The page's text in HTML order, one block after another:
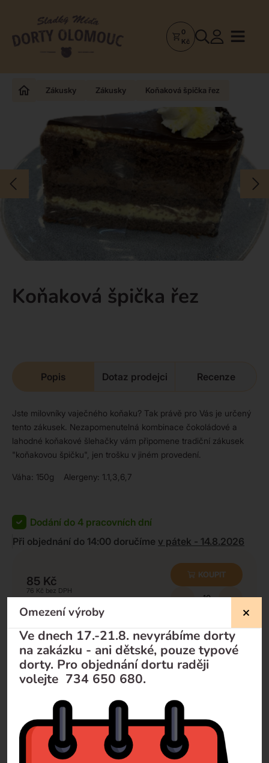
Dorty
Zakázkové
poctivá
0
Kč
Zákusky Zákusky Koňaková špička řez
Koňaková špička řez
Popis Dotaz prodejci Recenze
Jste milovníky vaječného koňaku? Tak právě pro Vás je určený
tento zákusek. Nezapomenutelná kombinace čokoládové a
lahodné koňakové šlehačky vám připomene tradiční zákusek
"koňakovou špičku", jen trošku v jiném provedení.
Váha: 150g Alergeny: 1.1,3,6,7
Dodání do 4 pracovních dní
Při objednání do 14:00 doručíme v pátek - 14.8.2026
85 Kč
76 Kč
KOUPIT
- +
Minimální množství k odběru:
Nevíte si rady?
Pomůžeme Vám
Volejte
+420 732 729 300
Omezení výroby
Ve dnech 17.-21.8. nevyrábíme dorty
na zakázku - ani dětské, pouze typové
dorty. Pro objednání dortu raději
volejte 734 650 680.